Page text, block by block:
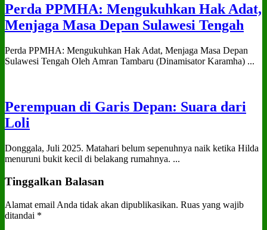
Perda PPMHA: Mengukuhkan Hak Adat,
Menjaga Masa Depan Sulawesi Tengah
Perda PPMHA: Mengukuhkan Hak Adat, Menjaga Masa Depan
Sulawesi Tengah Oleh Amran Tambaru (Dinamisator Karamha) ...
Perempuan di Garis Depan: Suara dari
Loli
Donggala, Juli 2025. Matahari belum sepenuhnya naik ketika Hilda
menuruni bukit kecil di belakang rumahnya. ...
Tinggalkan Balasan
Alamat email Anda tidak akan dipublikasikan. Ruas yang wajib
ditandai *